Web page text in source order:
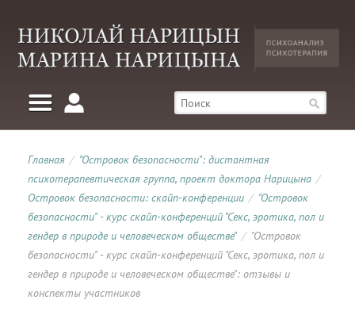
Главная / "Островок безопасности": дистантная
психотерапевтическая группа, проект доктора Нарицына /
Островок безопасности: скайп-конференции / "Островок
безопасности" - курс скайп-конференций "Секс, эротика, пол и
гендер в природе и человеческом обществе" / "Островок
безопасности" - курс скайп-конференций "Секс, эротика, пол и
гендер в природе и человеческом обществе": отзывы и
конспекты участников